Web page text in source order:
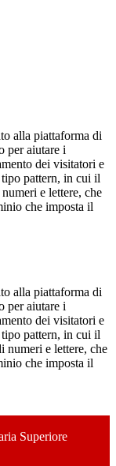
alla piattaforma di
per aiutare i
dei visitatori e
pattern, in cui il
e lettere, che
che imposta il
alla piattaforma di
per aiutare i
dei visitatori e
pattern, in cui il
numeri e lettere, che
che imposta il
Superiore